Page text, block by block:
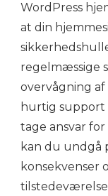
WordPress
at din
regelmæssige
overvågning
hurtig support
tage ansvar
kan du
konsekvenser